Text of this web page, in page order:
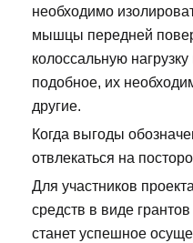
необходимо
мышцы передней
колоссальную
подобное, их
другие.
Когда выгоды
отвлекаться на
Для участников
средств в виде
станет успешное